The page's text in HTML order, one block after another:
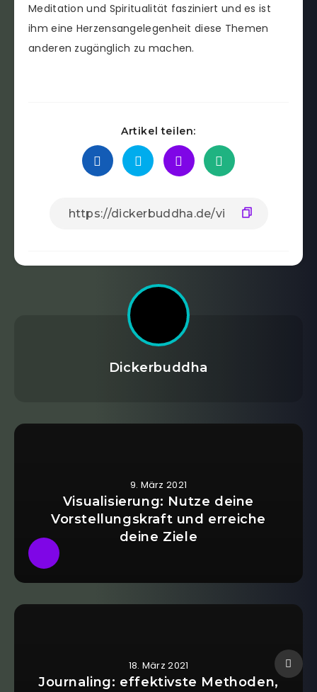
Meditation und Spiritualität fasziniert und es ist
ihm eine Herzensangelegenheit diese Themen
anderen zugänglich zu machen.
Artikel teilen:
Dickerbuddha
9. März 2021
Visualisierung: Nutze deine
Vorstellungskraft und erreiche
deine Ziele
18. März 2021
Journaling: effektivste Methoden,